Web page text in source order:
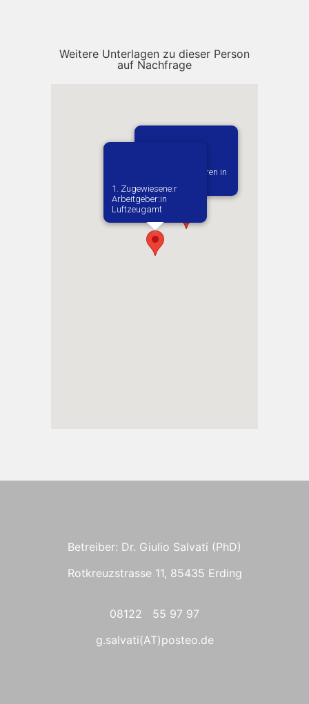
Weitere Unterlagen zu dieser Person
auf Nachfrage
Vermutlich geboren in
1. Zugewiesene:r
Arbeitgeber:in​
Luftzeugamt
Betreiber: Dr. Giulio Salvati (PhD)
Rotkreuzstrasse 11, 85435 Erding
08122 55 97 97
g.salvati(AT)posteo.de